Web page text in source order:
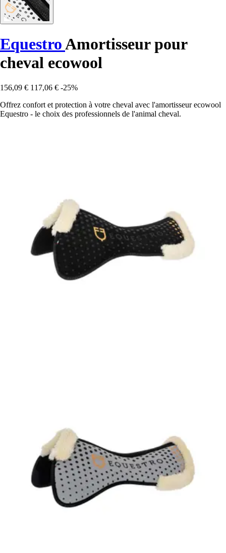
EquestroAmortisseur pour
cheval ecowool
156,09 € 117,06 € -25%
Offrez confort et protection à votre cheval avec l'amortisseur ecowool
Equestro - le choix des professionnels de l'animal cheval.